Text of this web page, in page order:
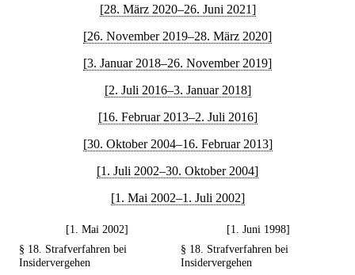
[28. März 2020–26. Juni 2021]
[26. November 2019–28. März 2020]
[3. Januar 2018–26. November 2019]
[2. Juli 2016–3. Januar 2018]
[16. Februar 2013–2. Juli 2016]
[30. Oktober 2004–16. Februar 2013]
[1. Juli 2002–30. Oktober 2004]
[1. Mai 2002–1. Juli 2002]
[1. Mai 2002]
[1. Juni 1998]
§ 18. Strafverfahren bei
Insidervergehen
§ 18. Strafverfahren bei
Insidervergehen